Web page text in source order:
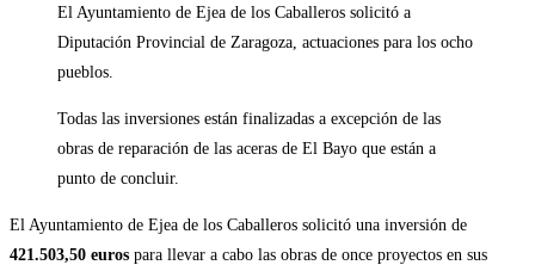
entrada:
la
entrada:
El Ayuntamiento de Ejea de los Caballeros solicitó a
Diputación Provincial de Zaragoza, actuaciones para los ocho
pueblos.
Todas las inversiones están finalizadas a excepción de las
obras de reparación de las aceras de El Bayo que están a
punto de concluir.
El Ayuntamiento de Ejea de los Caballeros solicitó una inversión de
421.503,50 euros para llevar a cabo las obras de once proyectos en sus